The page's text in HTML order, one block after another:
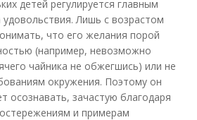
детей регулируется главным
Лишь с возрастом
что его желания порой
(например, невозможно
чайника не обжегшись) или не
окружения. Поэтому он
осознавать, зачастую благодаря
и примерам